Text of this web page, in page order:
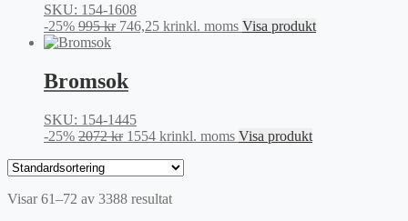
SKU: 154-1608
-25% 995kr Det
var:
995 kr.
746,25 krDet
inkl. moms Visa produkt
Bromsok
SKU: 154-1445
-25% 2072kr Det
2072 kr.
1554 krDet
priset
1554 kr.
inkl. moms Visa produkt
Visar 61–72 av 3388 resultat